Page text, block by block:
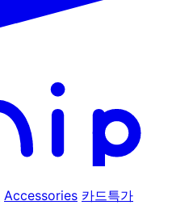
Accessories 카드특가